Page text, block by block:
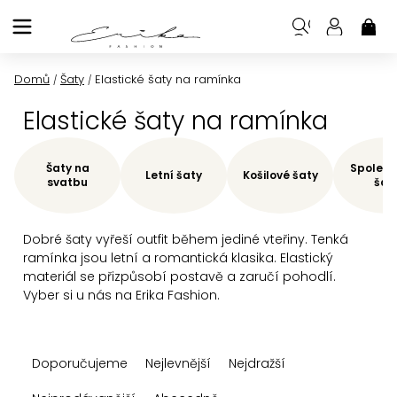
na
Domů / Šaty / Elastické šaty na ramínka
Elastické šaty na ramínka
Dobré šaty vyřeší outfit během jediné vteřiny. Tenká
ramínka jsou letní a romantická klasika. Elastický
materiál se přizpůsobí postavě a zaručí pohodlí.
Vyber si u nás na Erika Fashion.
Šaty na
svatbu
Letní šaty Košilové šaty
aDoporučujeme Nejlevnější
Nejdražší